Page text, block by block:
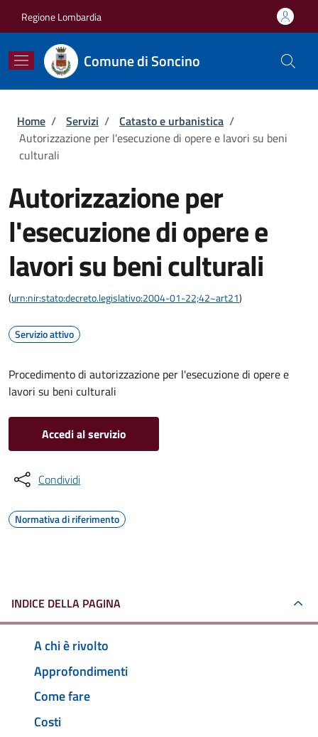
Regione Lombardia
Comune di Soncino
Briciole di pane
Home / Servizi / Catasto e urbanistica /
Autorizzazione per l'esecuzione di opere e lavori su beni
culturali
Autorizzazione per
l'esecuzione di opere e
lavori su beni culturali
(urn:nir:stato:decreto.legislativo:2004-01-22;42~art21)
Servizio attivo
Procedimento di autorizzazione per l'esecuzione di opere e
lavori su beni culturali
Accedi al servizio
Condividi
Normativa di riferimento
INDICE DELLA PAGINA
A chi è rivolto
Approfondimenti
Come fare
Costi